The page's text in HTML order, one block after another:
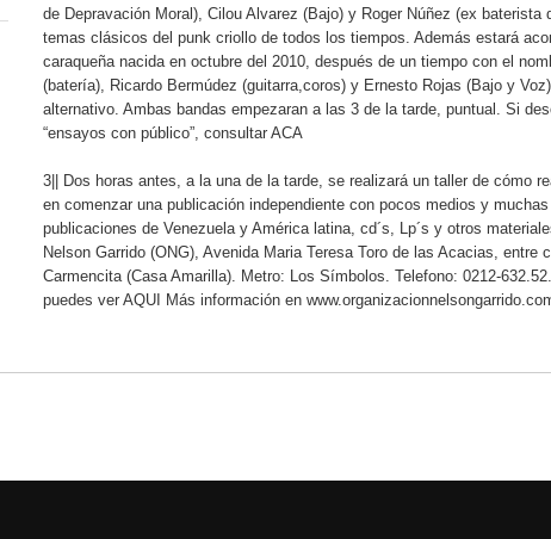
de Depravación Moral), Cilou Alvarez (Bajo) y Roger Núñez (ex
temas clásicos del punk criollo de todos los tiempos. Además estará
caraqueña nacida en octubre del 2010, después de un tiempo con el
(batería), Ricardo Bermúdez (guitarra,coros) y Ernesto Rojas (Bajo y
alternativo. Ambas bandas empezaran a las 3 de la tarde, puntual. Si
“ensayos con público”, consultar ACA
3|| Dos horas antes, a la una de la tarde, se realizará un taller de cómo
en comenzar una publicación independiente con pocos medios y
publicaciones de Venezuela y América latina, cd´s, Lp´s y otros
Nelson Garrido (ONG), Avenida Maria Teresa Toro de las Acacias, entre
Carmencita (Casa Amarilla). Metro: Los Símbolos. Telefono: 0212-
puedes ver AQUI Más información en